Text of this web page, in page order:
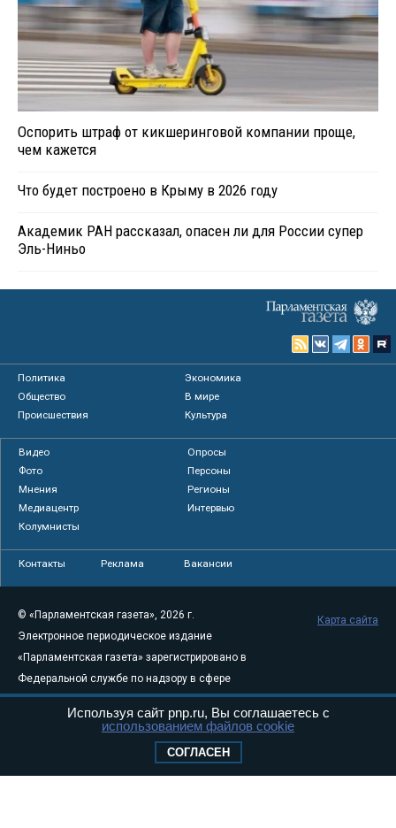
Оспорить штраф от кикшеринговой компании проще,
чем кажется
Что будет построено в Крыму в 2026 году
Академик РАН рассказал, опасен ли для России супер
Эль-Ниньо
Политика
Экономика
Общество
В мире
Происшествия
Культура
Видео
Опросы
Фото
Персоны
Мнения
Регионы
Медиацентр
Интервью
Колумнисты
Контакты Реклама Вакансии
© «Парламентская газета», 2026 г.
Электронное периодическое издание
«Парламентская газета» зарегистрировано в
Федеральной службе по надзору в сфере
связи, информационных технологий и
массовых коммуникаций (Роскомнадзор) 05
Свидетельство о регистрации Эл № ФС77-
Карта сайта
Используя сайт pnp.ru, Вы соглашаетесь с
использованием файлов cookie
СОГЛАСЕН